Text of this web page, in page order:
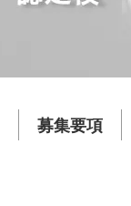
募集要項